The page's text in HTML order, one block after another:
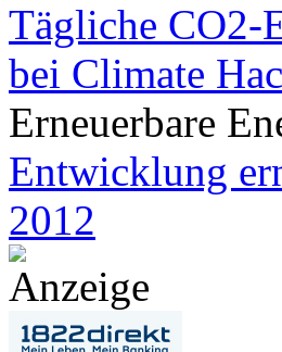
Tägliche CO2-
bei Climate
Erneuerbare
Entwicklung
2012
Anzeige